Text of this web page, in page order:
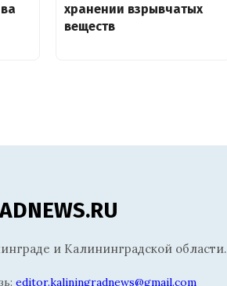
хранении взрывчатых
веществ
и Калининградской области.
editor.kaliningradnews@gmail.com